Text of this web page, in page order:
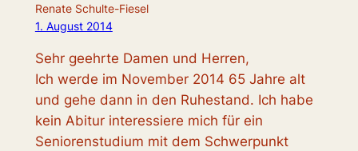
Renate Schulte-Fiesel
1. August 2014
Sehr geehrte Damen und Herren,
Ich werde im November 2014 65 Jahre alt
und gehe dann in den Ruhestand. Ich habe
kein Abitur interessiere mich für ein
Seniorenstudium mit dem Schwerpunkt